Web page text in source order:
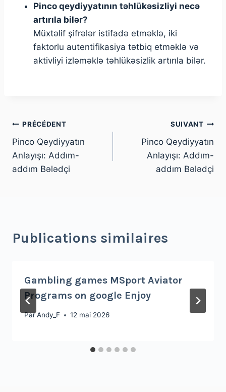
Pinco qeydiyyatının təhlükəsizliyi necə
artırıla bilər?
Müxtəlif şifrələr istifadə etməklə, iki
faktorlu autentifikasiya tətbiq etməklə və
aktivliyi izləməklə təhlükəsizlik artırıla bilər.
PRÉCÉDENT
Pinco Qeydiyyatın
Anlayışı: Addım-
addım Bələdçi
SUIVANT
Pinco Qeydiyyatın
Anlayışı: Addım-
addım Bələdçi
Publications similaires
Gambling games MSport Aviator
Programs on google Enjoy
ParAndy_F 12 mai 2026